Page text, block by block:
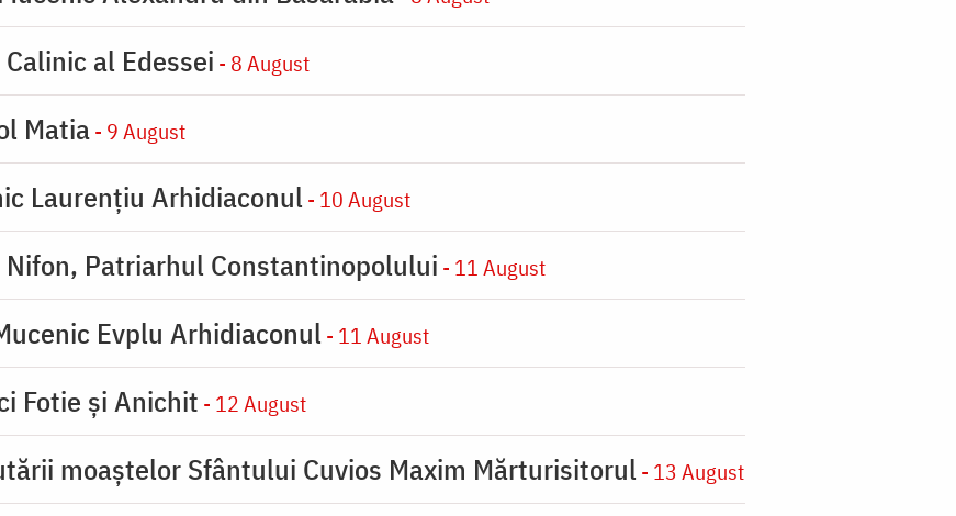
al Edessei - 8 August
Matia- 9 August
Laurențiu Arhidiaconul - 10 August
Patriarhul Constantinopolului - 11 August
Evplu Arhidiaconul - 11 August
Fotie şi Anichit - 12 August
moaştelor Sfântului Cuvios Maxim Mărturisitorul - 13 August